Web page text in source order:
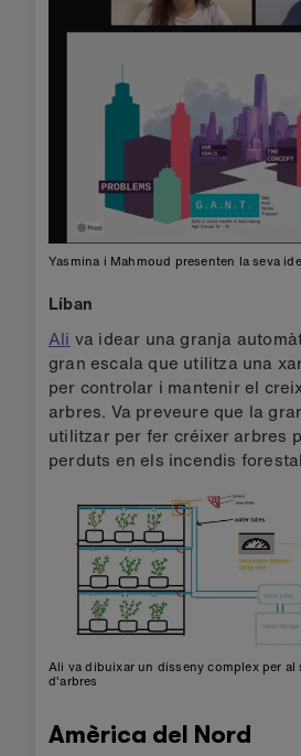
Yasmina i Mahmoud presenten la seva
Líban
Ali va idear una granja
gran escala que utilitza una
per controlar i mantenir el
arbres. Va preveure que la
utilitzar per fer créixer arbres
perduts en els incendis
Ali va dibuixar un disseny complex per
d'arbres
Amèrica del Nord